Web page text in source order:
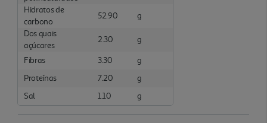
Hidratos de
carbono
52.90
g
Dos quais
açúcares
2.30 g
Fibras 3.30
g
Proteínas
7.20
g
Sal
1.10 g